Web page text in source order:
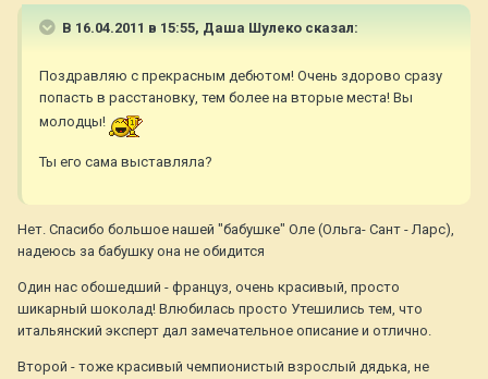
В 16.04.2011 в 15:55, Даша Шулеко сказал:
Поздравляю с прекрасным дебютом! Очень здорово сразу
попасть в расстановку, тем более на вторые места! Вы
молодцы!
Ты его сама выставляла?
Нет. Спасибо большое нашей "бабушке" Оле (Ольга- Сант - Ларс),
надеюсь за бабушку она не обидится
Один нас обошедший - француз, очень красивый, просто
шикарный шоколад! Влюбилась просто Утешились тем, что
итальянский эксперт дал замечательное описание и отлично.
Второй - тоже красивый чемпионистый взрослый дядька, не